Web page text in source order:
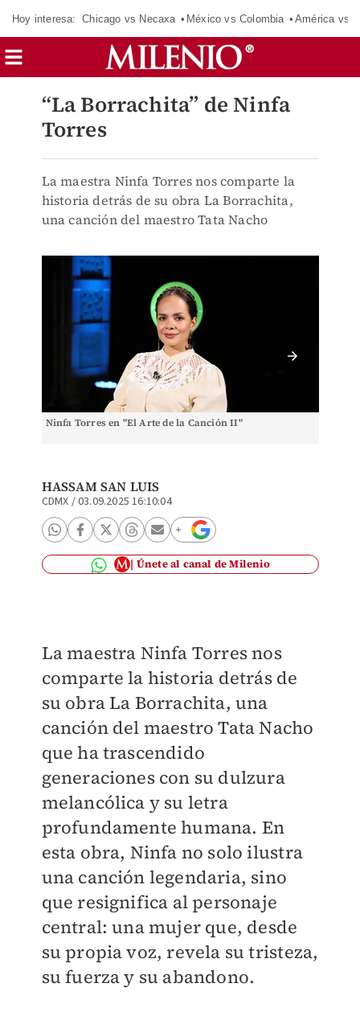
Hoy interesa: Chicago vs Necaxa México vs Colombia América vs
“La Borrachita” de Ninfa
Torres
La maestra Ninfa Torres nos comparte la
historia detrás de su obra La Borrachita,
una canción del maestro Tata Nacho
Ninfa Torres en "El Arte de la Canción II"
HASSAM SAN LUIS
CDMX /03.09.2025 16:10:04
Únete al canal de Milenio
La maestra Ninfa Torres nos
comparte la historia detrás de
su obra La Borrachita, una
canción del maestro Tata Nacho
que ha trascendido
generaciones con su dulzura
melancólica y su letra
profundamente humana. En
esta obra, Ninfa no solo ilustra
una canción legendaria, sino
que resignifica al personaje
central: una mujer que, desde
su propia voz, revela su tristeza,
su fuerza y su abandono.